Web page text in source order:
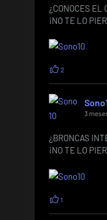
¿CONOCES EL
¡NO TE LO
2
3
¿BRONCAS
¡NO TE LO
1